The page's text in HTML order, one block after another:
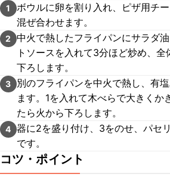
1
ボウルに卵を割り入れ、ピザ用チ
混ぜ合わせます。
2
中火で熱したフライパンにサラダ
トソースを入れて3分ほど炒め、
下ろします。
3
別のフライパンを中火で熱し、有
ます。1を入れて木べらで大きくか
たら火から下ろします。
4 器に2を盛り付け、3をのせ、パセ
です。
コツ・ポイント